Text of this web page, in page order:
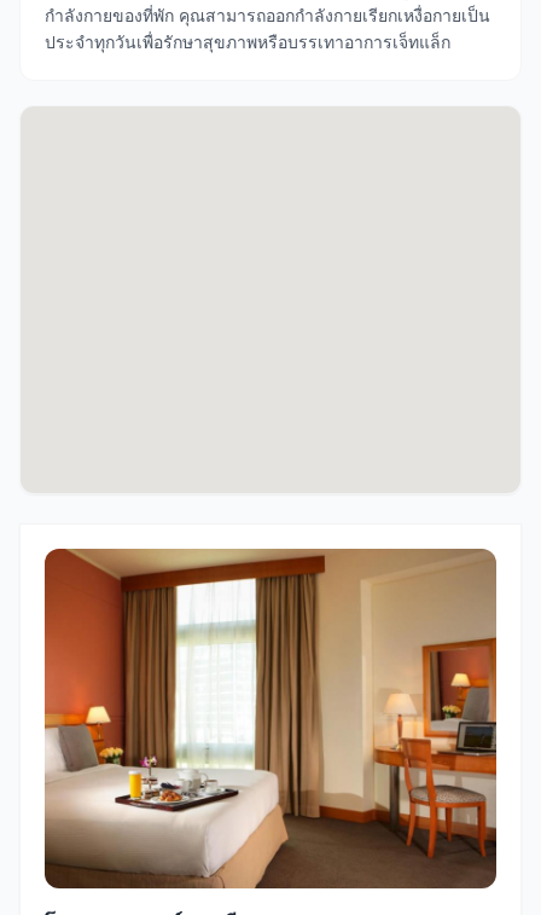
กำลังกายของที่พัก คุณสามารถออกกำลังกายเรียกเหงื่อกายเป็น
ประจำทุกวันเพื่อรักษาสุขภาพหรือบรรเทาอาการเจ็ทแล็ก